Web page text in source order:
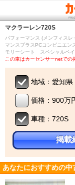
マクラーレン720S
パフォーマンス (メンフィス
マンスプラスPCコンビニエ
モリーシート スペシャルペ
この車はカーセンサーnetでの
地域：愛知県
価格：900万
車種：720S
掲載
あなたにおすすめの中